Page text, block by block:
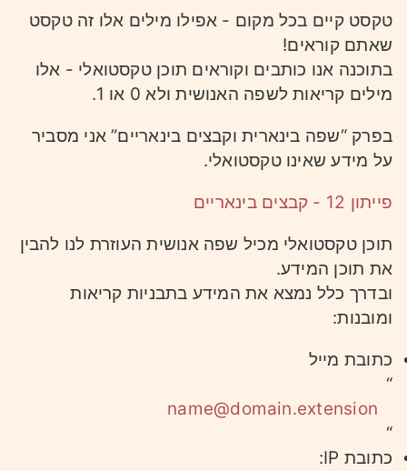
טקסט קיים בכל מקום - אפילו מילים אלו זה טקסט
שאתם קוראים!
בתוכנה אנו כותבים וקוראים תוכן טקסטואלי - אלו
מילים קריאות לשפה האנושית ולא 0 או 1.
בפרק “שפה בינארית וקבצים בינאריים” אני מסביר
על מידע שאינו טקסטואלי.
פייתון 12 - קבצים בינאריים
תוכן טקסטואלי מכיל שפה אנושית העוזרת לנו להבין
את תוכן המידע.
ובדרך כלל נמצא את המידע בתבניות קריאות
ומובנות:
כתובת מייל
“
name@domain.extension
“
כתובת IP: